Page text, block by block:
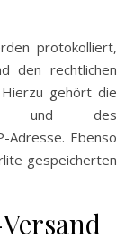
protokolliert,
den rechtlichen
Hierzu gehört die
und des
Adresse. Ebenso
gespeicherten